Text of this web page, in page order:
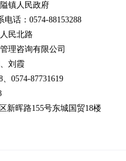
镇人民政府
电话： 0574-88153288
民北路
理咨询有限公司
刘霞
、 0574-87731619
新晖路155号东城国贸18楼